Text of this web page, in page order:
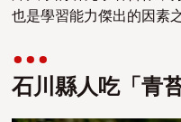
也是學習能力傑出的因素之
石川縣人吃「青